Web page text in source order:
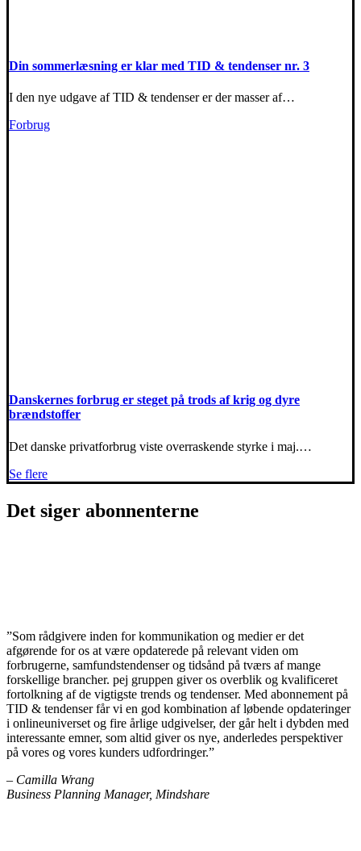
Din sommerlæsning er klar med TID & tendenser nr. 3
I den nye udgave af TID & tendenser er der masser af…
Forbrug
Danskernes forbrug er steget på trods af krig og dyre
brændstoffer
Det danske privatforbrug viste overraskende styrke i maj.…
Se flere
Det siger abonnenterne
”Som rådgivere inden for kommunikation og medier er det
afgørende for os at være opdaterede på relevant viden om
forbrugerne, samfundstendenser og tidsånd på tværs af mange
forskellige brancher. pej gruppen giver os overblik og kvalificeret
fortolkning af de vigtigste trends og tendenser. Med abonnement på
TID & tendenser får vi en god kombination af løbende opdateringer
i onlineuniverset og fire årlige udgivelser, der går helt i dybden med
interessante emner, som altid giver os nye, anderledes perspektiver
på vores og vores kunders udfordringer.”
– Camilla Wrang
Business Planning Manager, Mindshare